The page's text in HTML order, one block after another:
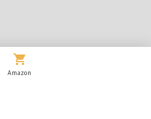
Amazon